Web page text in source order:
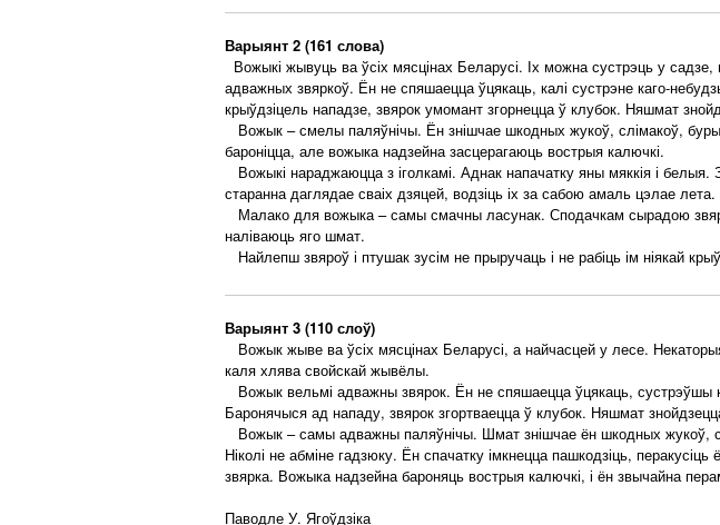
Варыянт 2 (161 слова)
Вожыкі жывуць ва ўсіх мясцінах Беларусі. Іх можна сустрэць у
адважных звяркоў. Ён не спяшаецца ўцякаць, калі сустрэне каго-
крыўдзіцель нападзе, звярок умомант згорнецца ў клубок. Няшмат
Вожык – смелы паляўнічы. Ён знішчае шкодных жукоў, слімакоў,
бароніцца, але вожыка надзейна засцерагаюць вострыя калючкі.
Вожыкі нараджаюцца з іголкамі. Аднак напачатку яны мяккія і
старанна даглядае сваіх дзяцей, водзіць іх за сабою амаль цэлае лета.
Малако для вожыка – самы смачны ласунак. Сподачкам сырадою
наліваюць яго шмат.
Найлепш звяроў і птушак зусім не прыручаць і не рабіць ім ніякай
Варыянт 3 (110 слоў)
Вожык жыве ва ўсіх мясцінах Беларусі, а найчасцей у лесе.
каля хлява свойскай жывёлы.
Вожык вельмі адважны звярок. Ён не спяшаецца ўцякаць, сустрэўшы
Баронячыся ад нападу, звярок згортваецца ў клубок. Няшмат
Вожык – самы адважны паляўнічы. Шмат знішчае ён шкодных жукоў,
Ніколі не абміне гадзюку. Ён спачатку імкнецца пашкодзіць,
звярка. Вожыка надзейна бароняць вострыя калючкі, і ён звычайна
Паводле У. Ягоўдзіка